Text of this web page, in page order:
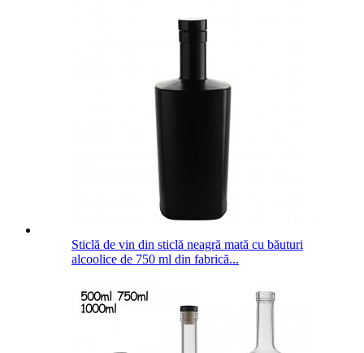
Sticlă de vin din sticlă neagră mată cu băuturi
alcoolice de 750 ml din fabrică...